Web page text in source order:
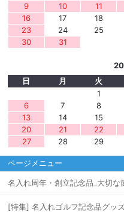
9
10 11
16
17 18
23
24 25
30
31
日
月 火
1
6
7 8
13
14 15
20
21 22
27
28 29
ページメニュー
名入れ周年・創立記念品_大切
[特集] 名入れゴルフ記念品グッ